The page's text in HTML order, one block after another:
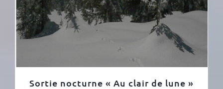
Sortie nocturne « Au clair de lune »